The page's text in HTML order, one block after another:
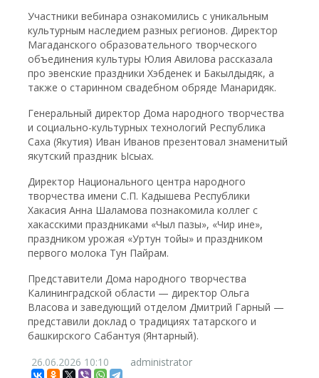
Участники вебинара ознакомились с уникальным
культурным наследием разных регионов. Директор
Магаданского образовательного творческого
объединения культуры Юлия Авилова рассказала
про эвенские праздники Хэбденек и Бакылдыдяк, а
также о старинном свадебном обряде Манаридяк.
Генеральный директор Дома народного творчества
и социально-культурных технологий Республика
Саха (Якутия) Иван Иванов презентовал знаменитый
якутский праздник Ысыах.
Директор Национального центра народного
творчества имени С.П. Кадышева Республики
Хакасия Анна Шаламова познакомила коллег с
хакасскими праздниками «Чыл пазы», «Чир ине»,
праздником урожая «Уртун тойы» и праздником
первого молока Тун Пайрам.
Представители Дома народного творчества
Калининградской области — директор Ольга
Власова и заведующий отделом Дмитрий Гарный —
представили доклад о традициях татарского и
башкирского Сабантуя (Янтарный).
26.06.2026 10:10 administrator